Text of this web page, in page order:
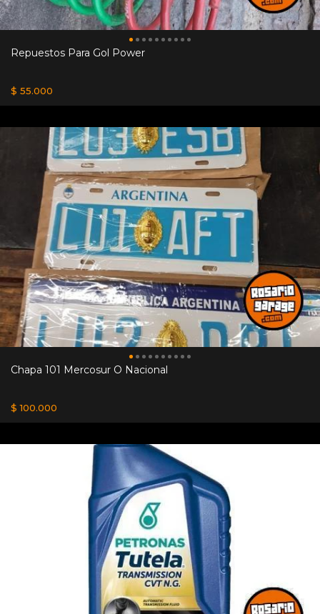
Repuestos Para Gol Power
$ 55.000
Chapa 101 Mercosur O Nacional
$ 100.000